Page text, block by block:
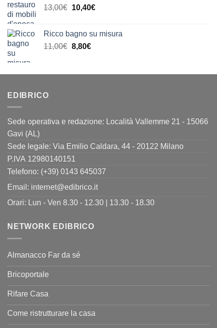
13,00€ Il
era:
13,00€.
10,40€Il
è:
Ricco bagno su misura
11,00€ Il
era:
8,80€Il
è:
EDIBRICO
Sede operativa e redazione: Località Vallemme 21 - 15066
Gavi (AL)
Sede legale: Via Emilio Caldara, 44 - 20122 Milano
P.IVA 12980140151
Telefono: (+39) 0143 645037
Email: internet@edibrico.it
Orari: Lun - Ven 8.30 - 12.30 | 13.30 - 18.30
NETWORK EDIBRICO
Almanacco Far da sé
Bricoportale
Rifare Casa
Come ristrutturare la casa